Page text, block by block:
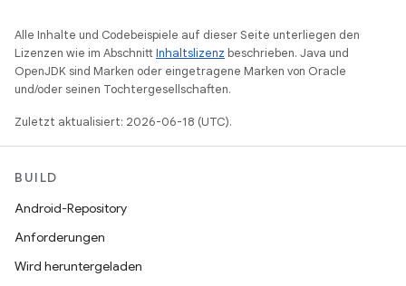
Alle Inhalte und Codebeispiele auf dieser Seite unterliegen den
Lizenzen wie im AbschnittInhaltslizenz beschrieben. Java und
OpenJDK sind Marken oder eingetragene Marken von Oracle
und/oder seinen Tochtergesellschaften.
Zuletzt aktualisiert: 2026-06-18 (UTC).
BUILD
Android-Repository
Anforderungen
Wird heruntergeladen